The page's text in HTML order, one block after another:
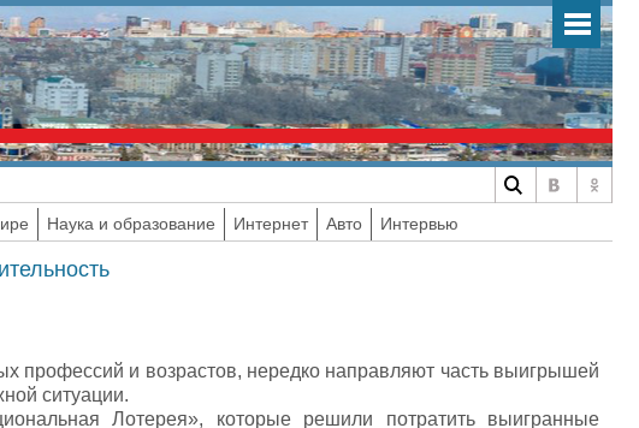
Наука и образование Интернет Авто Интервью
профессий и возрастов, нередко направляют часть выигрышей
ситуации.
Лотерея», которые решили потратить выигранные